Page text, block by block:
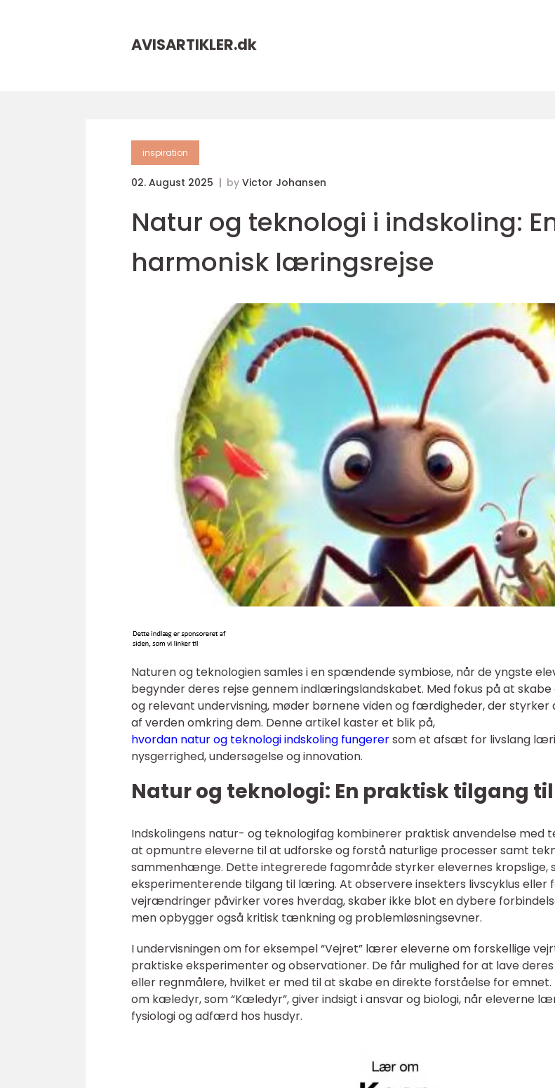
AVISARTIKLER.dk
inspiration
02. August 2025 by Victor Johansen
Natur og teknologi i indskoling:
harmonisk læringsrejse
Naturen og teknologien samles i en spændende symbiose, når de yngste
begynder deres rejse gennem indlæringslandskabet. Med fokus på at
og relevant undervisning, møder børnene viden og færdigheder, der styrker
af verden omkring dem. Denne artikel kaster et blik på,
hvordan natur og teknologi indskoling fungerersom et afsæt for livslang
nysgerrighed, undersøgelse og innovation.
Natur og teknologi: En praktisk tilgang
Indskolingens natur- og teknologifag kombinerer praktisk anvendelse med
at opmuntre eleverne til at udforske og forstå naturlige processer samt
sammenhænge. Dette integrerede fagområde styrker elevernes kropslige,
eksperimenterende tilgang til læring. At observere insekters livscyklus eller
vejrændringer påvirker vores hverdag, skaber ikke blot en dybere
men opbygger også kritisk tænkning og problemløsningsevner.
I undervisningen om for eksempel “Vejret” lærer eleverne om forskellige
praktiske eksperimenter og observationer. De får mulighed for at lave
eller regnmålere, hvilket er med til at skabe en direkte forståelse for emnet.
om kæledyr, som “Kæledyr”, giver indsigt i ansvar og biologi, når eleverne
fysiologi og adfærd hos husdyr.